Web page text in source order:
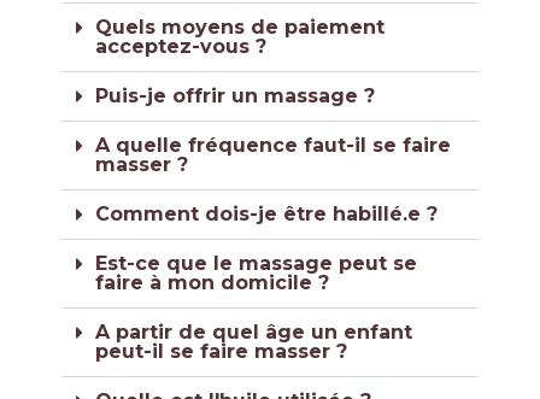
Quels moyens de paiement
acceptez-vous ?
Puis-je offrir un massage ?
A quelle fréquence faut-il se faire
masser ?
Comment dois-je être habillé.e ?
Est-ce que le massage peut se
faire à mon domicile ?
A partir de quel âge un enfant
peut-il se faire masser ?